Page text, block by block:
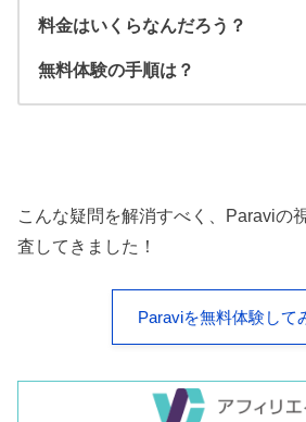
料金はいくらなんだろう？
無料体験の手順は？
こんな疑問を解消すべく、Paraviの
査してきました！
Paraviを無料体験して